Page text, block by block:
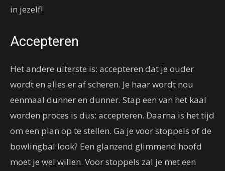
in jezelf!
Accepteren
Het andere uiterste is: accepteren dat je ouder
wordt en alles er af scheren. Je haar wordt nou
eenmaal dunner en dunner. Stap een van het kaal
worden proces is dus: accepteren. Daarna is het tijd
om een plan op te stellen. Ga je voor stoppels of de
bowlingbal look? Een glanzend glimmend hoofd
moet je wel willen. Voor stoppels zal je met een